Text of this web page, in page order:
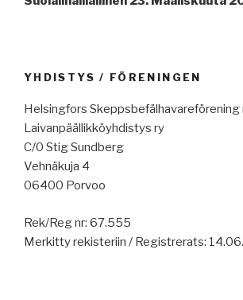
YHDISTYS / FÖRENINGEN
Helsingfors Skeppsbefälhavareförening
Laivanpäällikköyhdistys ry
C/0 Stig Sundberg
Vehnäkuja 4
06400 Porvoo
Rek/Reg nr: 67.555
Merkitty rekisteriin / Registrerats: